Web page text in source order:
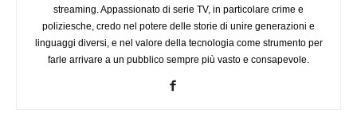
streaming. Appassionato di serie TV, in particolare crime e
poliziesche, credo nel potere delle storie di unire generazioni e
linguaggi diversi, e nel valore della tecnologia come strumento per
farle arrivare a un pubblico sempre più vasto e consapevole.